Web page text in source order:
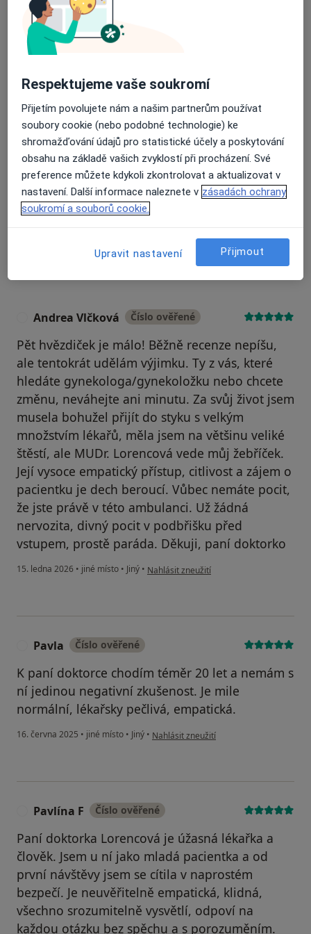
49 názorů
Recenze pacientů jsou pro nás důležité.
Specialisté nemají možnost zaplatit za
odstranění nebo změnu recenze pacienta.
Další informace. Další informace o názorech
Andrea Vlčková Číslo ověřené
Pět hvězdiček je málo! Běžně recenze nepíšu,
ale tentokrát udělám výjimku. Ty z vás, které
hledáte gynekologa/gynekoložku nebo chcete
změnu, neváhejte ani minutu. Za svůj život jsem
musela bohužel přijít do styku s velkým
množstvím lékařů, měla jsem na většinu veliké
štěstí, ale MUDr. Lorencová vede můj žebříček.
Její vysoce empatický přístup, citlivost a zájem o
pacientku je dech beroucí. Vůbec nemáte pocit,
že jste právě v této ambulanci. Už žádná
nervozita, divný pocit v podbřišku před
vstupem, prostě paráda. Děkuji, paní doktorko
15. ledna 2026 • jiné místo • Jiný • podle názoru uživatele Andrea Vlčková
Nahlásit zneužití
Pavla Číslo ověřené
K paní doktorce chodím téměr 20 let a nemám s
ní jedinou negativní zkušenost. Je mile
normální, lékařsky pečlivá, empatická.
16. června 2025 • jiné místo • Jiný • podle názoru uživatele Pavla
Nahlásit zneužití
Pavlína F Číslo ověřené
Paní doktorka Lorencová je úžasná lékařka a
člověk. Jsem u ní jako mladá pacientka a od
první návštěvy jsem se cítila v naprostém
bezpečí. Je neuvěřitelně empatická, klidná,
všechno srozumitelně vysvětlí, odpoví na
každou otázku bez spěchu a s porozuměním.
Respektujeme vaše soukromí
Přijetím povolujete nám a našim partnerům používat
soubory cookie (nebo podobné technologie) ke
shromažďování údajů pro statistické účely a poskytování
obsahu na základě vašich zvyklostí při procházení. Své
preference můžete kdykoli zkontrolovat a aktualizovat v
nastavení. Další informace naleznete v zásadách ochrany
soukromí a souborů cookie.
Upravit nastavení Přijmout